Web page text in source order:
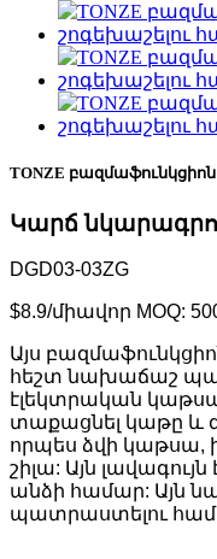
TONZE
Կարճ
DGD03-03ZG
$8.9/միավոր MOQ:
Այս
հեշտ նախաճաշ
էլեկտրական
տաքացնել կաթը և
որպես ձվի կաթսա,
շիլա: Այն
անձի համար: Այն
պատրաստելու